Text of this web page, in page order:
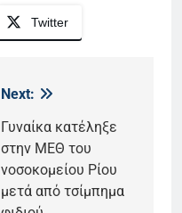
Twitter
Next:
Γυναίκα κατέληξε
στην ΜΕΘ του
νοσοκομείου Ρίου
μετά από τσίμπημα